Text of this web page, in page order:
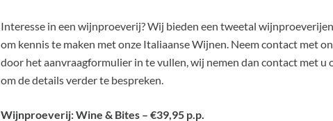
Interesse in een wijnproeverij? Wij bieden een tweetal
om kennis te maken met onze Italiaanse Wijnen. Neem contact met
door het aanvraagformulier in te vullen, wij nemen dan contact met u
om de details verder te bespreken.
Wijnproeverij: Wine & Bites – €39,95 p.p.